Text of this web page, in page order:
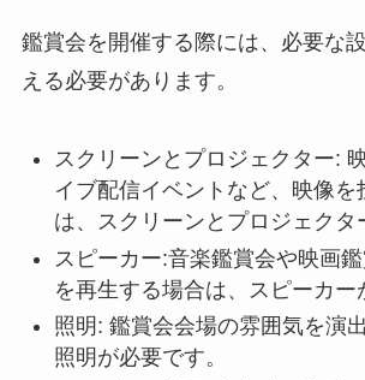
鑑賞会を開催する際には、必要な
える必要があります。
スクリーンとプロジェクター:
イブ配信イベントなど、映像を
は、スクリーンとプロジェクタ
スピーカー:音楽鑑賞会や映画
を再生する場合は、スピーカー
照明: 鑑賞会会場の雰囲気を演
照明が必要です。